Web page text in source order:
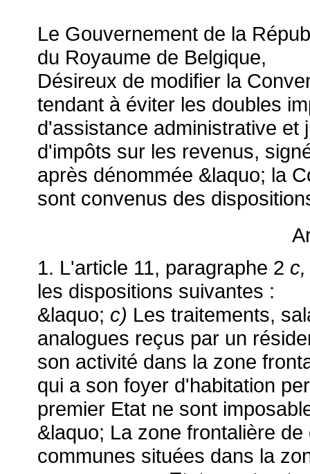
Le Gouvernement de la
du Royaume de Belgique,
Désireux de modifier la
tendant à éviter les doubles
d'assistance administrative et
d'impôts sur les revenus,
après dénommée &laquo; la
sont convenus des
1. L'article 11, paragraphe 2
les dispositions suivantes :
&laquo; c) Les traitements,
analogues reçus par un
son activité dans la zone
qui a son foyer d'habitation
premier Etat ne sont
&laquo; La zone frontalière
communes situées dans la